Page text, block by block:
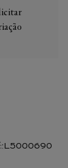
:L5000690